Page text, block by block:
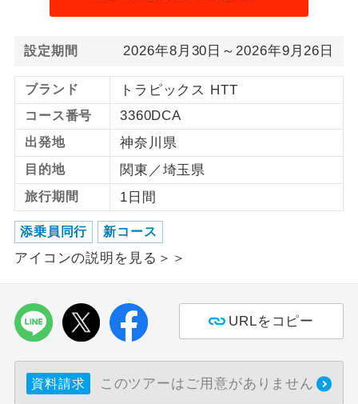
設定期間 2026年8月30日～2026年9月26日
ブランド トラピックス HTT
コース番号 3360DCA
出発地 神奈川県
目的地 関東／埼玉県
旅行期間 1日間
添乗員同行 新コース
アイコンの説明を見る＞＞
URLをコピー
資料請求 このツアーはご用意がありません
加限定
1名様1室同代
金
コースです。
ご夫婦限定
ご夫婦限定でご参加いただけるコースで
す。
女性限定
女性限定でご参加いただけるコースで
す。
年齢制限あり
です。
利用航空会社が指定なので、ご出発の計
画にとても便利です。
ホテル指定
ご紹介するホテルを指定したコースで
す。
おひとり様バ
ス2席利用
す。